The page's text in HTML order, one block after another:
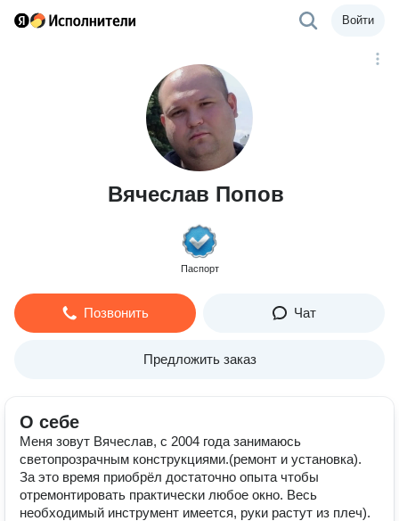
Войти
Вячеслав Попов
Паспорт
Позвонить Чат
Предложить заказ
О себе
Меня зовут Вячеслав, с 2004 года занимаюсь
светопрозрачным конструкциями.(ремонт и установка).
За это время приобрёл достаточно опыта чтобы
отремонтировать практически любое окно. Весь
необходимый инструмент имеется, руки растут из плеч).